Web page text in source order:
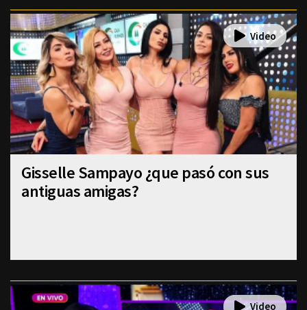
Gisselle Sampayo ¿que pasó con sus
antiguas amigas?